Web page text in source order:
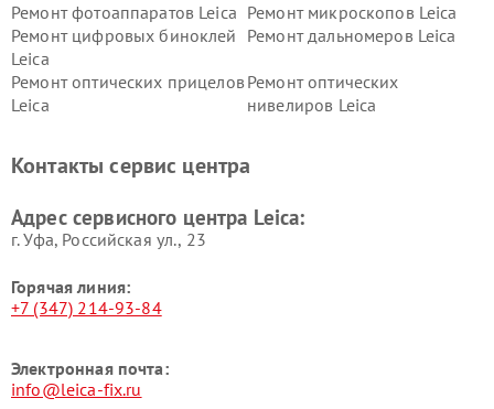
Ремонт фотоаппаратов Leica Ремонт микроскопов Leica
Ремонт цифровых биноклей
Leica
Ремонт дальномеров Leica
Ремонт оптических прицелов
Leica
Ремонт оптических
нивелиров Leica
Контакты сервис центра
Адрес сервисного центра Leica:
г. Уфа, Российская ул., 23
Горячая линия:
+7 (347) 214-93-84
Электронная почта:
info@leica-fix.ru